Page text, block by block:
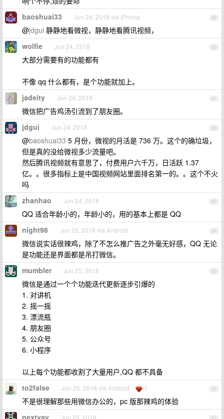
59
baoshuai33 Jun 24, 2018 via iPhone
@jdgui 静静地看微视，静静地看腾讯视频，
60
wolfie Jun 24, 2018
大部分需要有的功能都有
不像 qq 什么都有，是个功能就加上。
61
jadeity Jun 24, 2018
微信把广告鸡汤引流到了朋友圈。
62
jdgui Jun 24, 2018
@baoshuai33 5 月份，微视的月活是 736 万。这个的确垃圾，
但是真的没给微视多少流量吧。
然后腾讯视频就有意思了，付费用户六千万，日活跃 1.37
亿。。很多指标上是中国视频网站里面排名第一的。。这个不火
吗
63
zhanhao Jun 24, 2018
QQ 适合年龄小的，年龄小的，用的基本上都是 QQ
64
night98 Jun 25, 2018 via Android
微信说实话很辣鸡，除了不怎么推广告之外毫无好感，QQ 无论
是功能还是界面都是吊打微信。
65
mumbler Jun 25, 2018
微信是通过一个个功能迭代更新逐步引爆的
1. 对讲机
2. 摇一摇
3. 漂流瓶
4. 朋友圈
5. 公众号
6. 小程序
以上每个功能都收割了大量用户,QQ 都不具备
66
to2false Jun 25, 2018 via Android 1
不是很理解那些用微信办公的，pc 版那辣鸡的体验
nextvay Jun 25, 2018